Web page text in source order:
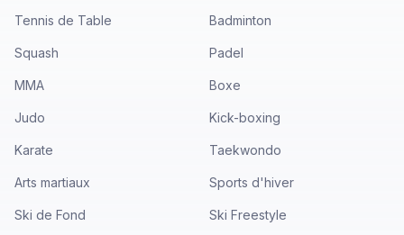
Tennis de Table Badminton
Squash Padel
MMA Boxe
Judo Kick-boxing
Karate Taekwondo
Arts martiaux Sports d'hiver
Ski de Fond Ski Freestyle